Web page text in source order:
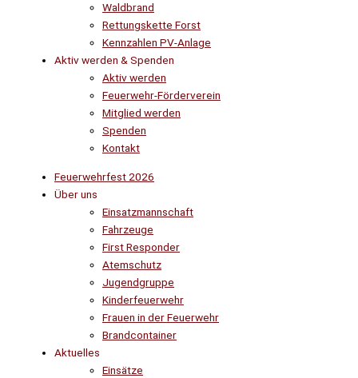
Waldbrand
Rettungskette Forst
Kennzahlen PV-Anlage
Aktiv werden & Spenden
Aktiv werden
Feuerwehr-Förderverein
Mitglied werden
Spenden
Kontakt
Feuerwehrfest 2026
Über uns
Einsatzmannschaft
Fahrzeuge
First Responder
Atemschutz
Jugendgruppe
Kinderfeuerwehr
Frauen in der Feuerwehr
Brandcontainer
Aktuelles
Einsätze